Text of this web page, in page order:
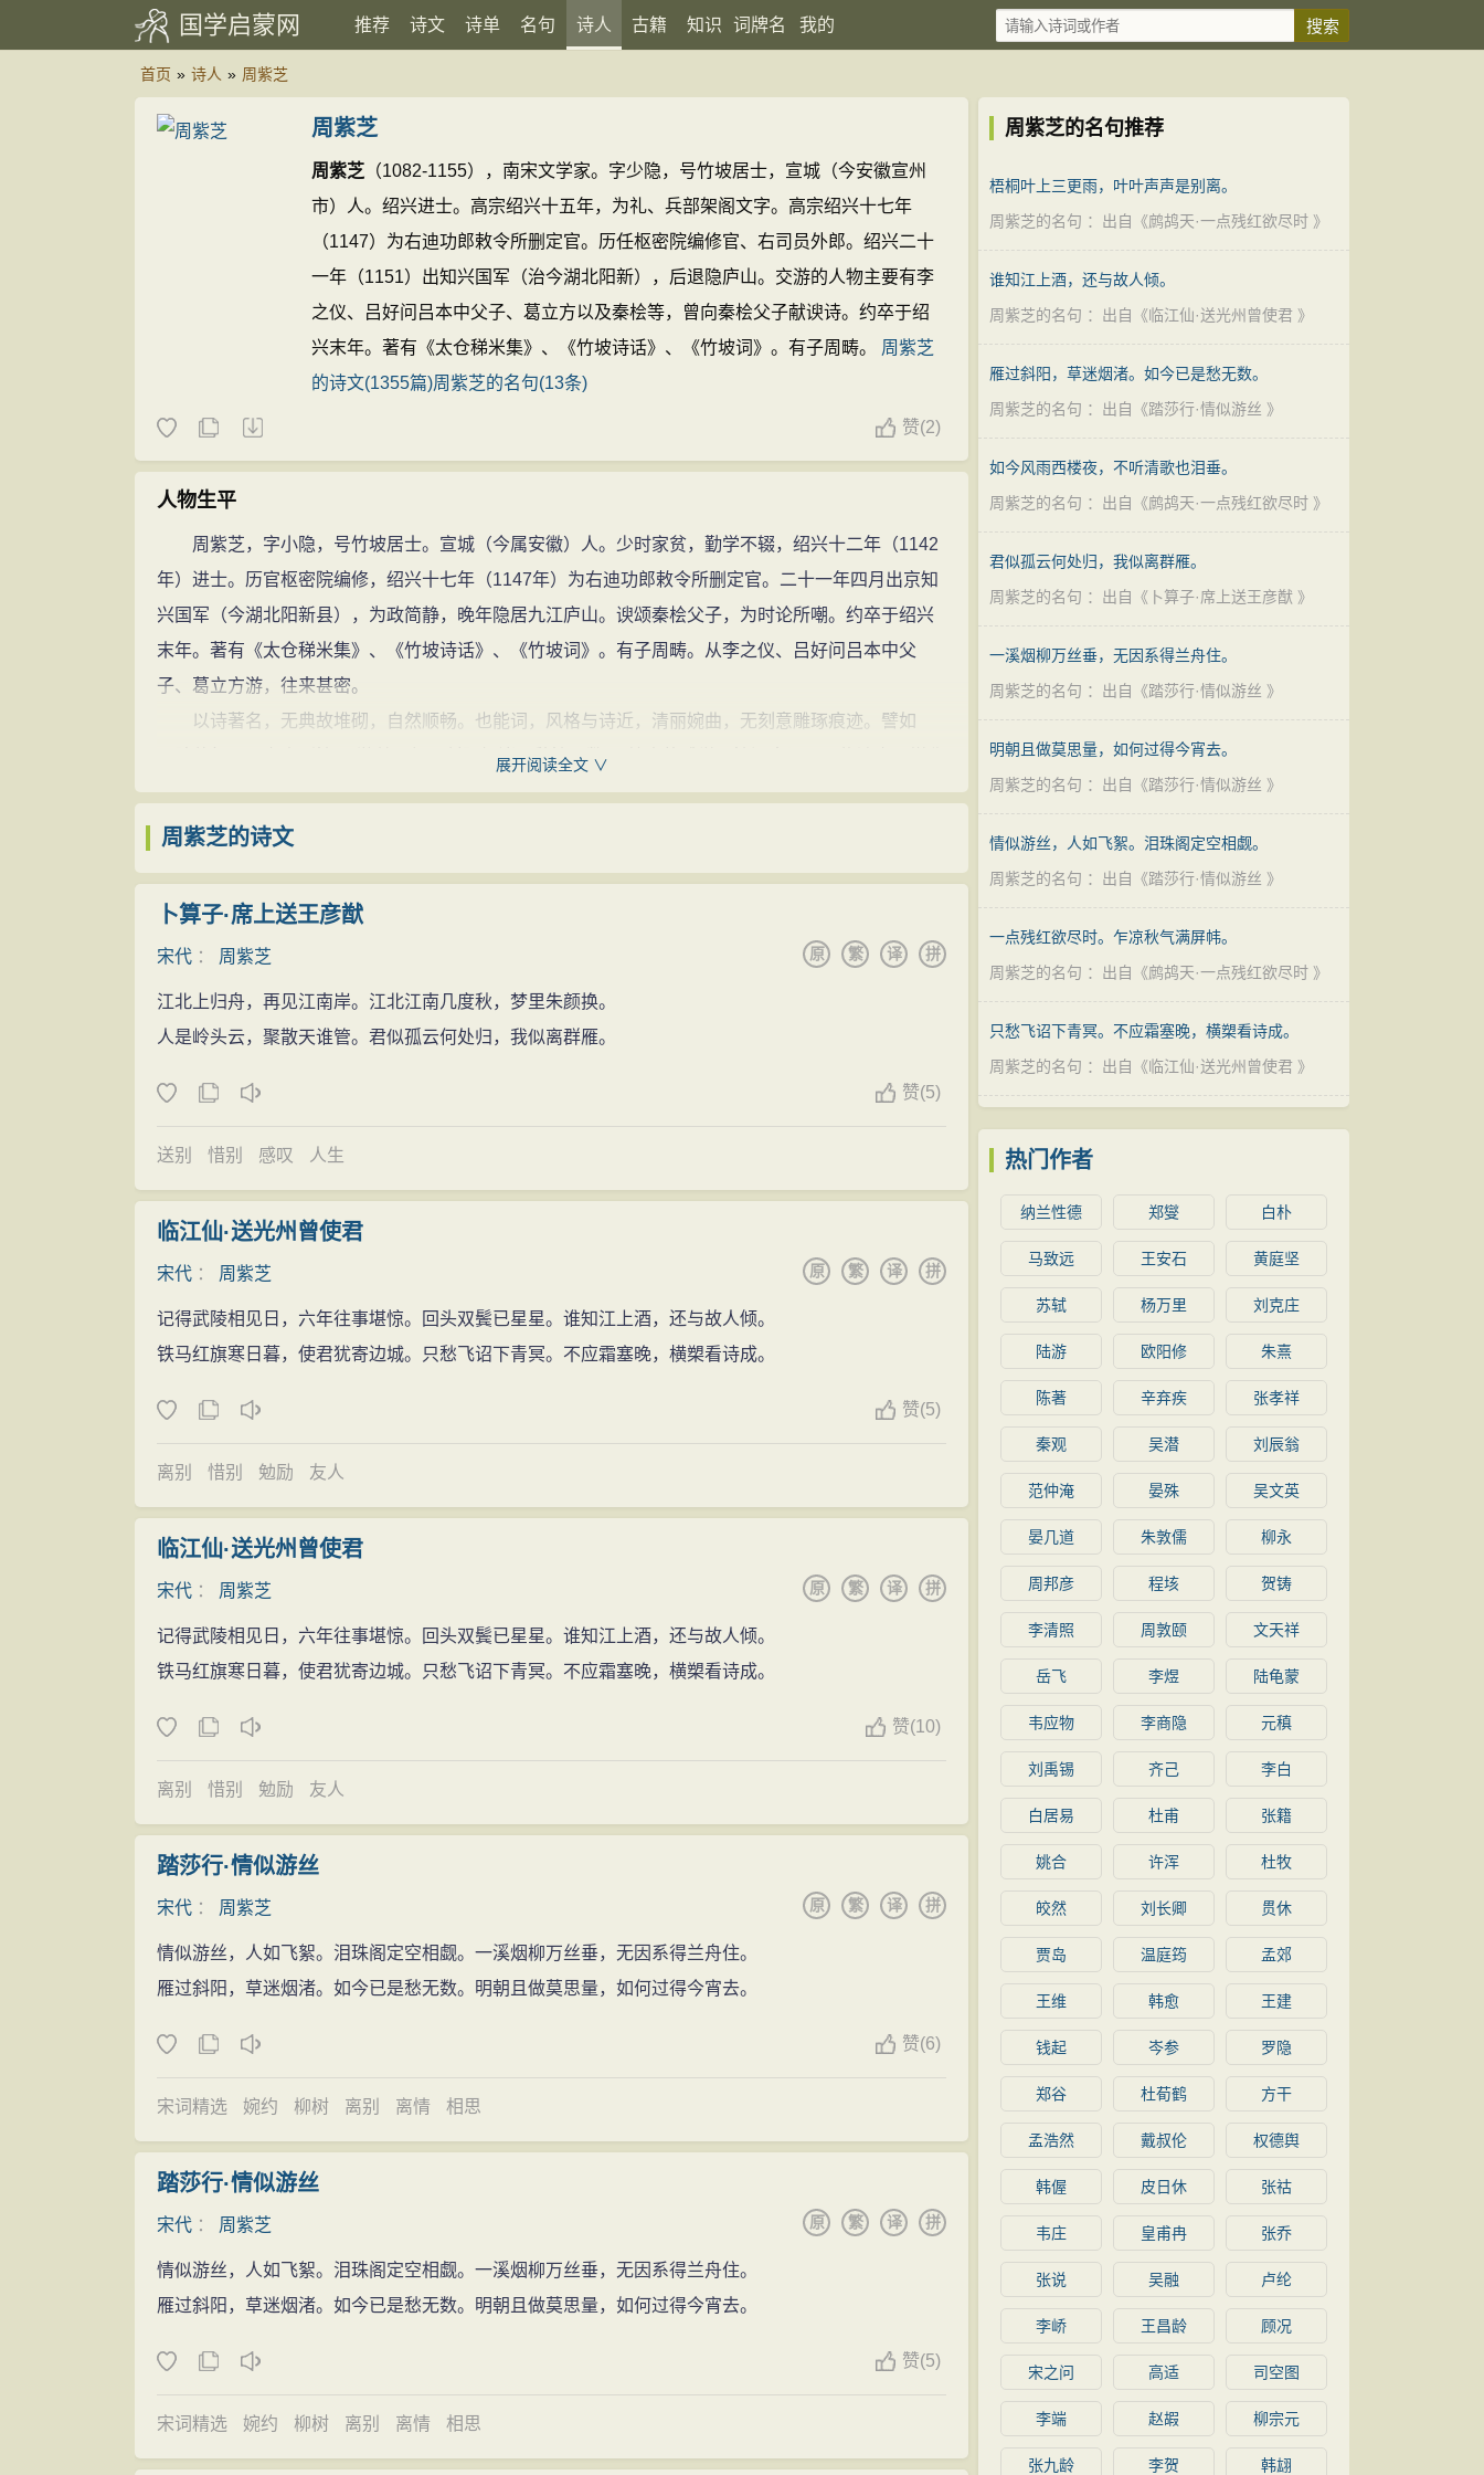
国学启蒙网 推荐 诗文 诗单 名句 诗人 古籍 知识 词牌名 我的
首页 » 诗人 » 周紫芝
周紫芝
周紫芝 （1082-1155），南宋文学家。字少隐，号竹坡居士，宣城（今安徽宣州
市）人。绍兴进士。高宗绍兴十五年，为礼、兵部架阁文字。高宗绍兴十七年
（1147）为右迪功郎敕令所删定官。历任枢密院编修官、右司员外郎。绍兴二十
一年（1151）出知兴国军（治今湖北阳新），后退隐庐山。交游的人物主要有李
之仪、吕好问吕本中父子、葛立方以及秦桧等，曾向秦桧父子献谀诗。约卒于绍
兴末年。著有《太仓稊米集》、《竹坡诗话》、《竹坡词》。有子周畴。 周紫芝
的诗文(1355篇)周紫芝的名句(13条)
赞(2)
人物生平
周紫芝，字小隐，号竹坡居士。宣城（今属安徽）人。少时家贫，勤学不辍，绍兴十二年（1142
年）进士。历官枢密院编修，绍兴十七年（1147年）为右迪功郎敕令所删定官。二十一年四月出京知
兴国军（今湖北阳新县），为政简静，晚年隐居九江庐山。谀颂秦桧父子，为时论所嘲。约卒于绍兴
末年。著有《太仓稊米集》、《竹坡诗话》、《竹坡词》。有子周畴。从李之仪、吕好问吕本中父
子、葛立方游，往来甚密。
以诗著名，无典故堆砌，自然顺畅。也能词，风格与诗近，清丽婉曲，无刻意雕琢痕迹。譬如
《踏莎行》写离人别情：“游丝飞絮，斜阳烟渚，愁情无数。”给人的感觉是情深意切，景物迷离。堪称
难得 的上乘之作。其中“泪珠阁定空相觑”一句的用词尤其巧妙，最后这一问更是催人泪下。其他如
《生查子》、《西江月》、《菩萨蛮》、《谒金门》、《卜算子》等都是佳作。著有《太仓稊米集》
《四库全书总目提要》云：“其诗在南宋之初特为杰出，无豫章生硬之弊，亦无江湖末派酸饀之
籍，而集中谀颂秦桧父子者，连篇累牍，殆于日暮途远，倒行逆施。其诗在南渡之初，则特为秀出，
足以继眉山之后尘，伯仲于石湖剑南也。”
展开阅读全文 ∨
周紫芝的诗文
卜算子·席上送王彦猷
宋代 ： 周紫芝 拼
译
繁
原
江北上归舟，再见江南岸。江北江南几度秋，梦里朱颜换。
人是岭头云，聚散天谁管。君似孤云何处归，我似离群雁。
赞(5)
送别 惜别 感叹 人生
临江仙·送光州曾使君
宋代 ： 周紫芝 拼
译
繁
原
记得武陵相见日，六年往事堪惊。回头双鬓已星星。谁知江上酒，还与故人倾。
铁马红旗寒日暮，使君犹寄边城。只愁飞诏下青冥。不应霜塞晚，横槊看诗成。
赞(5)
离别 惜别 勉励 友人
临江仙·送光州曾使君
宋代 ： 周紫芝 拼
译
繁
原
记得武陵相见日，六年往事堪惊。回头双鬓已星星。谁知江上酒，还与故人倾。
铁马红旗寒日暮，使君犹寄边城。只愁飞诏下青冥。不应霜塞晚，横槊看诗成。
赞(10)
离别 惜别 勉励 友人
踏莎行·情似游丝
宋代 ： 周紫芝 拼
译
繁
原
情似游丝，人如飞絮。泪珠阁定空相觑。一溪烟柳万丝垂，无因系得兰舟住。
雁过斜阳，草迷烟渚。如今已是愁无数。明朝且做莫思量，如何过得今宵去。
赞(6)
宋词精选 婉约 柳树 离别 离情 相思
踏莎行·情似游丝
宋代 ： 周紫芝 拼
译
繁
原
情似游丝，人如飞絮。泪珠阁定空相觑。一溪烟柳万丝垂，无因系得兰舟住。
雁过斜阳，草迷烟渚。如今已是愁无数。明朝且做莫思量，如何过得今宵去。
赞(5)
宋词精选 婉约 柳树 离别 离情 相思
周紫芝的名句推荐
梧桐叶上三更雨，叶叶声声是别离。
周紫芝的名句 ：出自《鹧鸪天·一点残红欲尽时 》
谁知江上酒，还与故人倾。
周紫芝的名句 ：出自《临江仙·送光州曾使君 》
雁过斜阳，草迷烟渚。如今已是愁无数。
周紫芝的名句 ：出自《踏莎行·情似游丝 》
如今风雨西楼夜，不听清歌也泪垂。
周紫芝的名句 ：出自《鹧鸪天·一点残红欲尽时 》
君似孤云何处归，我似离群雁。
周紫芝的名句 ：出自《 卜算子·席上送王彦猷 》
一溪烟柳万丝垂，无因系得兰舟住。
周紫芝的名句 ：出自《踏莎行·情似游丝 》
明朝且做莫思量，如何过得今宵去。
周紫芝的名句 ：出自《踏莎行·情似游丝 》
情似游丝，人如飞絮。泪珠阁定空相觑。
周紫芝的名句 ：出自《踏莎行·情似游丝 》
一点残红欲尽时。乍凉秋气满屏帏。
周紫芝的名句 ：出自《鹧鸪天·一点残红欲尽时 》
只愁飞诏下青冥。不应霜塞晚，横槊看诗成。
周紫芝的名句 ：出自《临江仙·送光州曾使君 》
热门作者
纳兰性德 郑燮 白朴
马致远 王安石 黄庭坚
苏轼 杨万里 刘克庄
陆游 欧阳修 朱熹
陈著 辛弃疾 张孝祥
秦观 吴潜 刘辰翁
范仲淹 晏殊 吴文英
晏几道 朱敦儒 柳永
周邦彦 程垓 贺铸
李清照 周敦颐 文天祥
岳飞 李煜 陆龟蒙
韦应物 李商隐 元稹
刘禹锡 齐己 李白
白居易 杜甫 张籍
姚合 许浑 杜牧
皎然 刘长卿 贯休
贾岛 温庭筠 孟郊
王维 韩愈 王建
钱起 岑参 罗隐
郑谷 杜荀鹤 方干
孟浩然 戴叔伦 权德舆
韩偓 皮日休 张祜
韦庄 皇甫冉 张乔
张说 吴融 卢纶
李峤 王昌龄 顾况
宋之问 高适 司空图
李端 赵嘏 柳宗元
张九龄 李贺 韩翃